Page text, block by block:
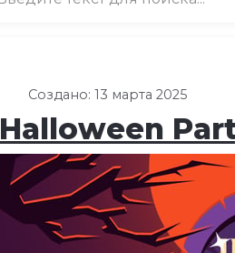
Создано: 13 марта 2025
Halloween